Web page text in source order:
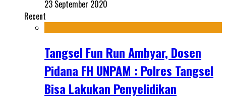
23 September 2020
Recent
Tangsel Fun Run Ambyar, Dosen
Pidana FH UNPAM : Polres Tangsel
Bisa Lakukan Penyelidikan